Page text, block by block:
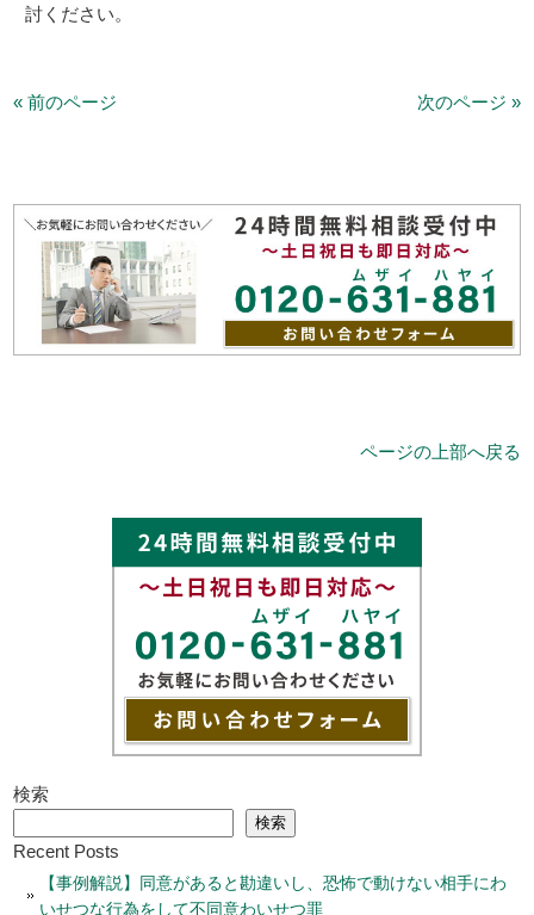
討ください。
« 前のページ 次のページ »
ページの上部へ戻る
検索
検索
Recent Posts
【事例解説】同意があると勘違いし、恐怖で動けない相手にわ
いせつな行為をして不同意わいせつ罪